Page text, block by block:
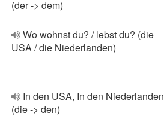
(der -> dem)
Wo wohnst du? / lebst du? (die
USA / die Niederlanden)
In den USA, In den Niederlanden
(die -> den)